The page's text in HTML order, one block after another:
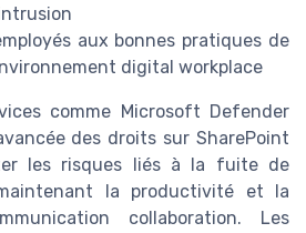
aux bonnes pratiques de
digital workplace
comme Microsoft Defender
des droits sur SharePoint
les risques liés à la fuite de
la productivité et la
collaboration. Les